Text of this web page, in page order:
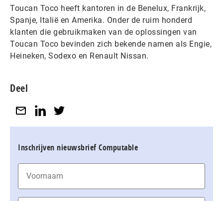
Toucan Toco heeft kantoren in de Benelux, Frankrijk,
Spanje, Italië en Amerika. Onder de ruim honderd
klanten die gebruikmaken van de oplossingen van
Toucan Toco bevinden zich bekende namen als Engie,
Heineken, Sodexo en Renault Nissan.
Deel
Inschrijven nieuwsbrief Computable